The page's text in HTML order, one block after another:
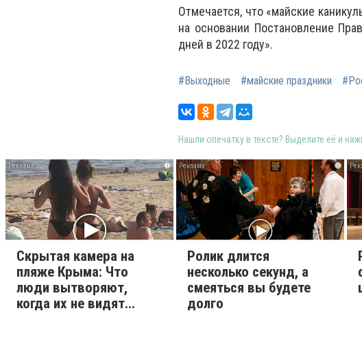
Отмечается, что «майские
на основании Постановление
дней в 2022 году».
#Выходные #майские праздники
Нашли опечатку в тексте? Выделите её и
i
Скрытая камера на
пляже Крыма: Что
люди вытворяют,
когда их не видят...
i
Ролик длится
несколько секунд, а
смеяться вы будете
долго